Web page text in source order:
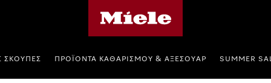
ΣΚΟΎΠΕΣ ΠΡΟΪΌΝΤΑ ΚΑΘΑΡΙΣΜΟΎ & ΑΞΕΣΟΥΆΡ SUMMER